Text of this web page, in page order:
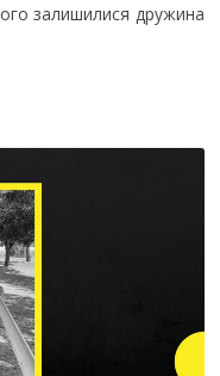
залишилися дружина